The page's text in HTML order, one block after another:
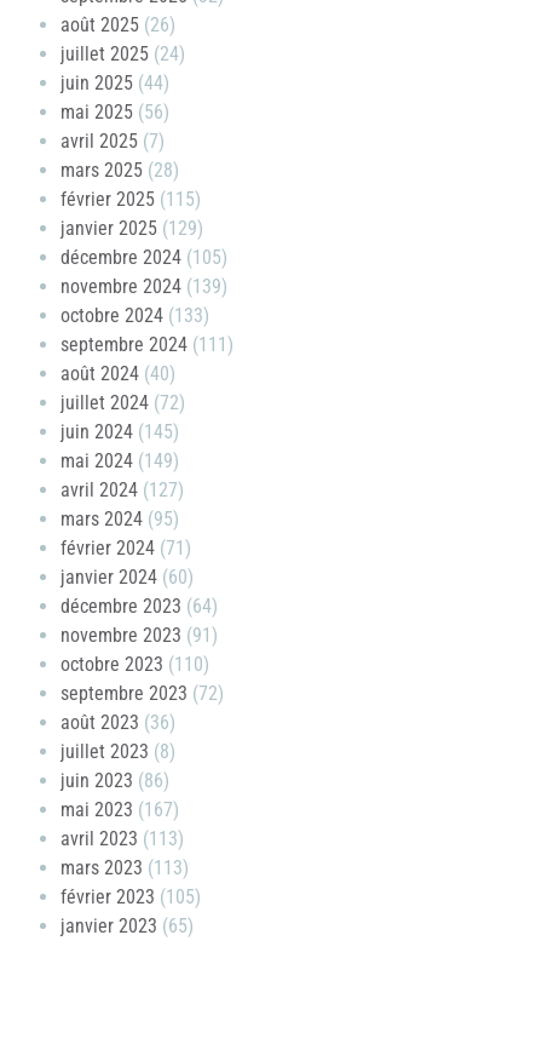
août 2025 (26)
juillet 2025 (24)
juin 2025 (44)
mai 2025 (56)
avril 2025 (7)
mars 2025 (28)
février 2025 (115)
janvier 2025 (129)
décembre 2024 (105)
novembre 2024 (139)
octobre 2024 (133)
septembre 2024 (111)
août 2024 (40)
juillet 2024 (72)
juin 2024 (145)
mai 2024 (149)
avril 2024 (127)
mars 2024 (95)
février 2024 (71)
janvier 2024 (60)
décembre 2023 (64)
novembre 2023 (91)
octobre 2023 (110)
septembre 2023 (72)
août 2023 (36)
juillet 2023 (8)
juin 2023 (86)
mai 2023 (167)
avril 2023 (113)
mars 2023 (113)
février 2023 (105)
janvier 2023 (65)